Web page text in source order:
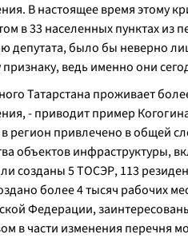
В настоящее время этому
в 33 населенных пунктах
было бы неверно
ведь именно они
Татарстана проживает
- приводит пример
привлечено в общей
объектов инфраструктуры,
созданы 5 ТОСЭР, 113
более 4 тысяч рабочих
Федерации,
в части изменения перечня